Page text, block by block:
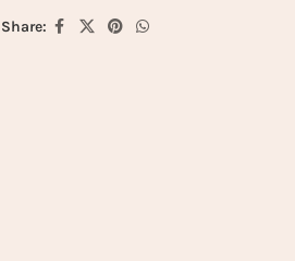
Share: